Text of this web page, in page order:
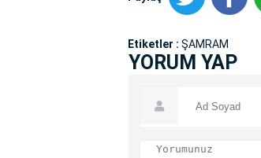
Etiketler : ŞAMRAM
YORUM YAP